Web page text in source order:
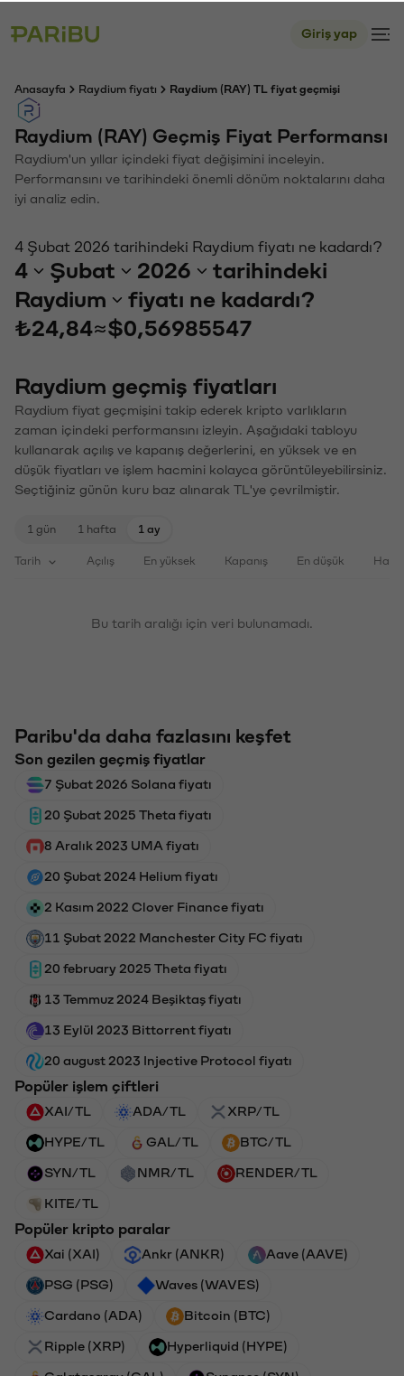
Giriş yap
Anasayfa Raydium fiyatı Raydium (RAY) TL fiyat geçmişi
Raydium (RAY) Geçmiş Fiyat Performansı
Raydium'un yıllar içindeki fiyat değişimini inceleyin.
Performansını ve tarihindeki önemli dönüm noktalarını daha
iyi analiz edin.
4 Şubat 2026 tarihindeki Raydium fiyatı ne kadardı?
4 Şubat 2026
tarihindeki
Raydium
fiyatı ne kadardı?
₺24,84≈$0,56985547
Raydium geçmiş fiyatları
Raydium fiyat geçmişini takip ederek kripto varlıkların
zaman içindeki performansını izleyin. Aşağıdaki tabloyu
kullanarak açılış ve kapanış değerlerini, en yüksek ve en
düşük fiyatları ve işlem hacmini kolayca görüntüleyebilirsiniz.
Seçtiğiniz günün kuru baz alınarak TL'ye çevrilmiştir.
1 gün 1 hafta 1 ay
Tarih Açılış En yüksek Kapanış En düşük
Bu tarih aralığı için veri bulunamadı.
Paribu'da daha fazlasını keşfet
Son gezilen geçmiş fiyatlar
7 Şubat 2026 Solana fiyatı
20 Şubat 2025 Theta fiyatı
8 Aralık 2023 UMA fiyatı
20 Şubat 2024 Helium fiyatı
2 Kasım 2022 Clover Finance fiyatı
11 Şubat 2022 Manchester City FC fiyatı
20 february 2025 Theta fiyatı
13 Temmuz 2024 Beşiktaş fiyatı
13 Eylül 2023 Bittorrent fiyatı
20 august 2023 Injective Protocol fiyatı
Popüler işlem çiftleri
XAI/TL ADA/TL XRP/TL
HYPE/TL GAL/TL BTC/TL
SYN/TL NMR/TL RENDER/TL
KITE/TL
Popüler kripto paralar
Xai (XAI) Ankr (ANKR) Aave (AAVE)
PSG (PSG) Waves (WAVES)
Cardano (ADA) Bitcoin (BTC)
Ripple (XRP) Hyperliquid (HYPE)